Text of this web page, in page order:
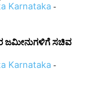
Karnataka -
ಜಮೀನುಗಳಿಗೆ ಸಚಿವ
Karnataka -